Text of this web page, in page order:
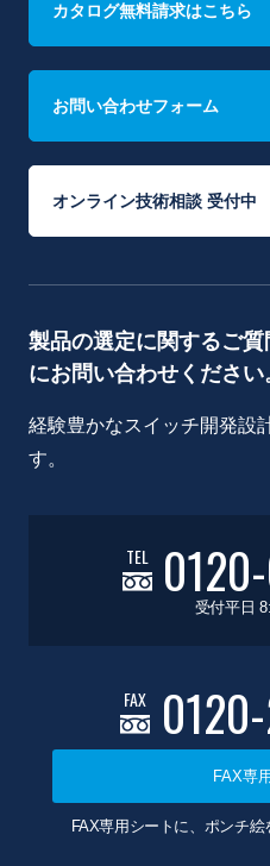
カタログ無料請求はこちら
お問い合わせフォーム
オンライン技術相談 受付中
製品の選定に関するご
にお問い合わせください
経験豊かなスイッチ開発設
す。
TEL
受付平日
FAX
FAX専
FAX専用シートに、ポンチ絵